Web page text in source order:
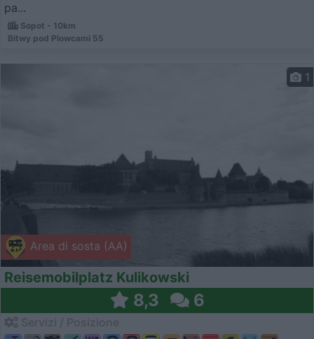
pa...
Sopot - 10km
Bitwy pod Plowcami 55
Area di sosta (AA)
1
Reisemobilplatz Kulikowski
8,3 6